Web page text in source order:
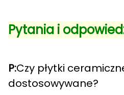
Pytania i
P:Czy płytki
dostosowywane?